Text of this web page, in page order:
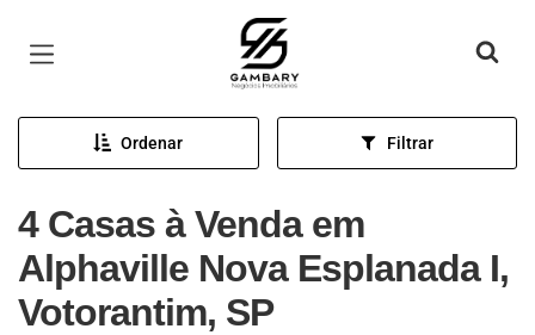
Página inicial
Ordenar Filtrar
4 Casas à Venda em
Alphaville Nova Esplanada I,
Votorantim, SP